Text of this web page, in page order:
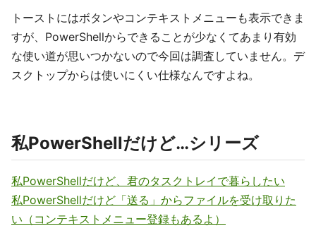
トーストにはボタンやコンテキストメニューも表示できま
すが、PowerShellからできることが少なくてあまり有効
な使い道が思いつかないので今回は調査していません。デ
スクトップからは使いにくい仕様なんですよね。
私PowerShellだけど…シリーズ
私PowerShellだけど、君のタスクトレイで暮らしたい
私PowerShellだけど「送る」からファイルを受け取りた
い（コンテキストメニュー登録もあるよ）